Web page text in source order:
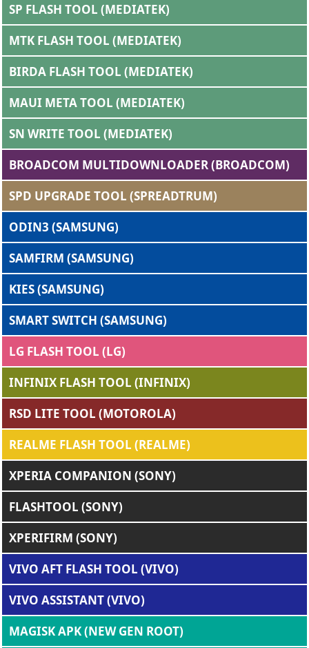
SP FLASH TOOL (MEDIATEK)
MTK FLASH TOOL (MEDIATEK)
BIRDA FLASH TOOL (MEDIATEK)
MAUI META TOOL (MEDIATEK)
SN WRITE TOOL (MEDIATEK)
BROADCOM MULTIDOWNLOADER (BROADCOM)
SPD UPGRADE TOOL (SPREADTRUM)
ODIN3 (SAMSUNG)
SAMFIRM (SAMSUNG)
KIES (SAMSUNG)
SMART SWITCH (SAMSUNG)
LG FLASH TOOL (LG)
INFINIX FLASH TOOL (INFINIX)
RSD LITE TOOL (MOTOROLA)
REALME FLASH TOOL (REALME)
XPERIA COMPANION (SONY)
FLASHTOOL (SONY)
XPERIFIRM (SONY)
VIVO AFT FLASH TOOL (VIVO)
VIVO ASSISTANT (VIVO)
MAGISK APK (NEW GEN ROOT)